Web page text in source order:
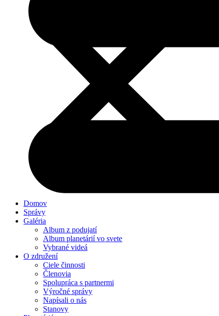
Domov
Správy
Galéria
Album z podujatí
Album planetárií vo svete
Vybrané videá
O združení
Ciele činnosti
Členovia
Spolupráca s partnermi
Výročné správy
Napísali o nás
Stanovy